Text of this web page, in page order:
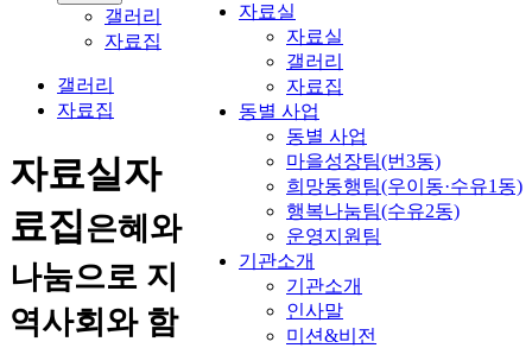
자료실
자료실
갤러리
자료집
동별 사업
동별 사업
마을성장팀(번3동)
희망동행팀(우이동·수유1동)
행복나눔팀(수유2동)
운영지원팀
기관소개
기관소개
인사말
미션&비전
갤러리
자료집
갤러리
자료집
자료실자
료집은혜와
나눔으로 지
역사회와 함